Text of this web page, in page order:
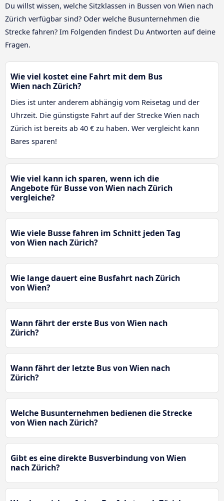
Du willst wissen, welche Sitzklassen in Bussen von Wien nach
Zürich verfügbar sind? Oder welche Busunternehmen die
Strecke fahren? Im Folgenden findest Du Antworten auf deine
Fragen.
Wie viel kostet eine Fahrt mit dem Bus
Wien nach Zürich?
Dies ist unter anderem abhängig vom Reisetag und der
Uhrzeit. Die günstigste Fahrt auf der Strecke Wien nach
Zürich ist bereits ab 40 € zu haben. Wer vergleicht kann
Bares sparen!
Wie viel kann ich sparen, wenn ich die
Angebote für Busse von Wien nach Zürich
vergleiche?
Wie viele Busse fahren im Schnitt jeden Tag
von Wien nach Zürich?
Wie lange dauert eine Busfahrt nach Zürich
von Wien?
Wann fährt der erste Bus von Wien nach
Zürich?
Wann fährt der letzte Bus von Wien nach
Zürich?
Welche Busunternehmen bedienen die Strecke
von Wien nach Zürich?
Gibt es eine direkte Busverbindung von Wien
nach Zürich?